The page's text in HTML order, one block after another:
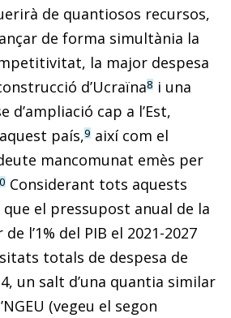
de quantiosos recursos,
de forma simultània la
la major despesa
d’Ucraïna8 i una
d’ampliació cap a l’Est,
país,9 així com el
mancomunat emès per
Considerant tots aquests
el pressupost anual de la
l’1% del PIB el 2021-2027
totals de despesa de
un salt d’una quantia similar
(vegeu el segon